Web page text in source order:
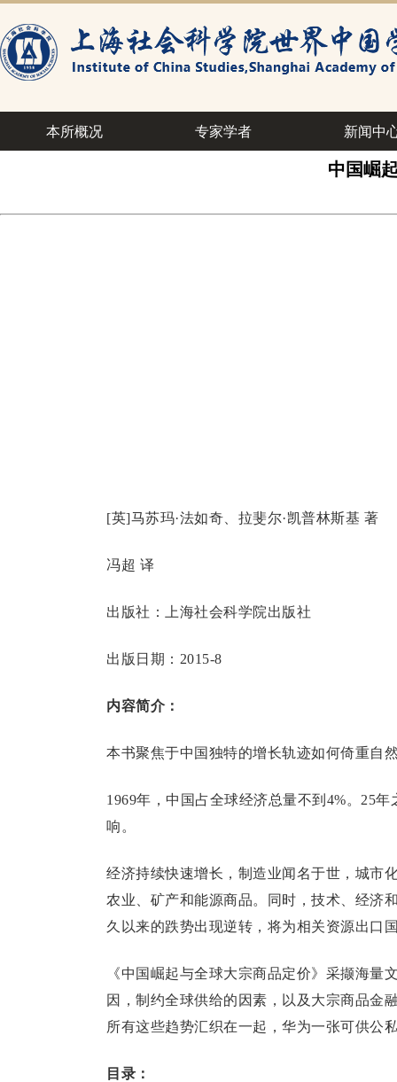
本所概况 专家学者 新闻中
中国崛
[英]马苏玛·法如奇、拉斐尔·凯普林斯基 著
冯超 译
出版社：上海社会科学院出版社
出版日期：2015-8
内容简介：
本书聚焦于中国独特的增长轨迹如何倚重自
1969年，中国占全球经济总量不到4%。25
响。
经济持续快速增长，制造业闻名于世，城
农业、矿产和能源商品。同时，技术、经济
久以来的跌势出现逆转，将为相关资源出口
《中国崛起与全球大宗商品定价》采撷海
因，制约全球供给的因素，以及大宗商品金
所有这些趋势汇织在一起，华为一张可供公
目录：